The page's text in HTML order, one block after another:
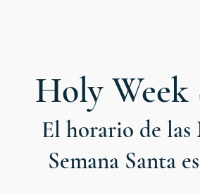
Holy Week
El horario de las
Semana Santa